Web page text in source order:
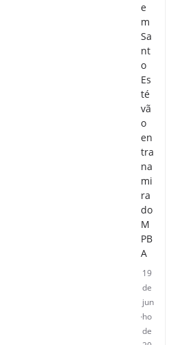
e
m
Sa
nt
o
Es
té
vã
o
en
tra
na
mi
ra
do
M
PB
A
19
de
jun
ho
de